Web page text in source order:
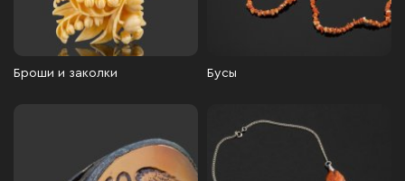
Броши и заколки Бусы